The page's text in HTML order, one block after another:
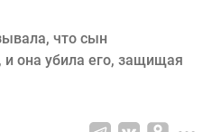
что сын
и она убила его, защищая